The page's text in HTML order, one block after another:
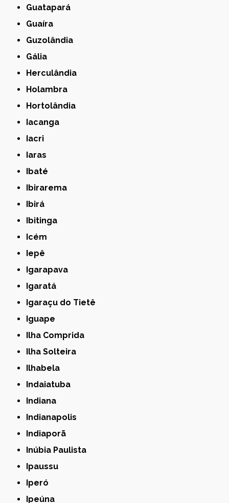
Guatapará
Guaíra
Guzolândia
Gália
Herculândia
Holambra
Hortolândia
Iacanga
Iacri
Iaras
Ibaté
Ibirarema
Ibirá
Ibitinga
Icém
Iepê
Igarapava
Igaratá
Igaraçu do Tietê
Iguape
Ilha Comprida
Ilha Solteira
Ilhabela
Indaiatuba
Indiana
Indianapolis
Indiaporã
Inúbia Paulista
Ipaussu
Iperó
Ipeúna